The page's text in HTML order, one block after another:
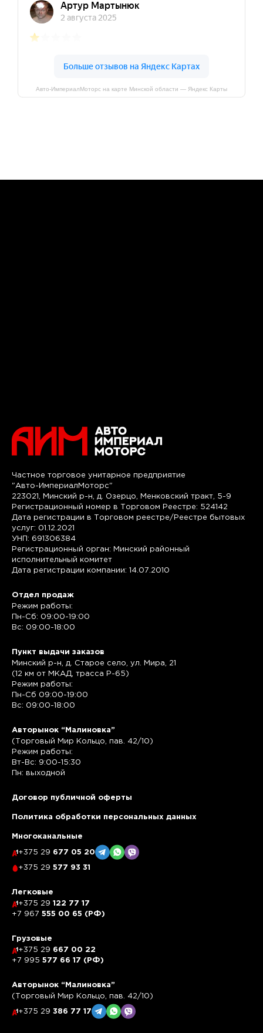
Авто-ИмпериалМоторс на карте Минской области — Яндекс Карты
Частное торговое унитарное предприятие
"Авто-ИмпериалМоторс"
223021, Минский р-н, д. Озерцо, Менковский тракт, 5-9
Регистрационный номер в Торговом Реестре: 524142
Дата регистрации в Торговом реестре/Реестре бытовых
услуг: 01.12.2021
УНП: 691306384
Регистрационный орган: Минский районный
исполнительный комитет
Дата регистрации компании: 14.07.2010
Отдел продаж
Режим работы:
Пн-Сб: 09:00-19:00
Вс: 09:00-18:00
Пункт выдачи заказов
Минский р-н, д. Старое село, ул. Мира, 21
(12 км от МКАД, трасса P-65)
Режим работы:
Пн-Сб 09:00-19:00
Вс: 09:00-18:00
Авторынок “Малиновка”
(Торговый Мир Кольцо, пав. 42/10)
Режим работы:
Вт-Вс: 9:00-15:30
Пн: выходной
Договор публичной оферты
Политика обработки персональных данных
Многоканальные
+375 29 677 05 20
+375 29 577 93 31
Легковые
+375 29 122 77 17
+7 967 555 00 65 (РФ)
Грузовые
+375 29 667 00 22
+7 995 577 66 17 (РФ)
Авторынок “Малиновка”
(Торговый Мир Кольцо, пав. 42/10)
+375 29 386 77 17